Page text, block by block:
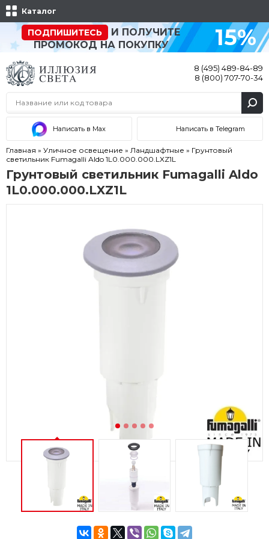
Каталог
ПОДПИШИТЕСЬ
И ПОЛУЧИТЕ
ПРОМОКОД НА ПОКУПКУ
15%
8 (495) 489-84-89
8 (800) 707-70-34
Написать в Max Написать в Telegram
Главная » Уличное освещение » Ландшафтные » Грунтовый
светильник Fumagalli Aldo 1L0.000.000.LXZ1L
Грунтовый светильник Fumagalli Aldo
1L0.000.000.LXZ1L